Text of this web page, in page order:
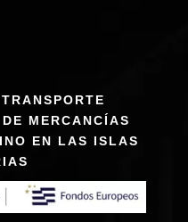
MERCANCÍAS
EN LAS ISLAS